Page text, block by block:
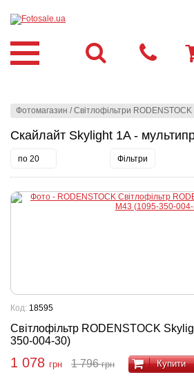
Фотомагазин /Світлофільтри RODENSTOCK
Скайлайт Skylight 1A -
по 20 Фільтри
Світлофільтр RODENSTOCK
350-004-30)
Код: 18595
1 078 грн 1 796грн Купити